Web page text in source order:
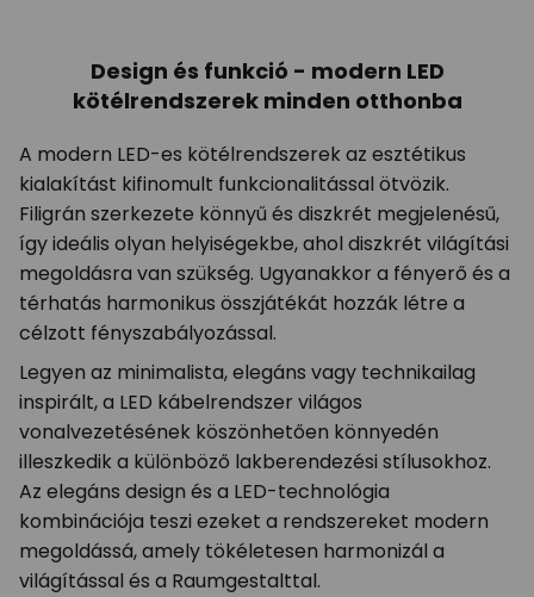
Design és funkció - modern LED
kötélrendszerek minden otthonba
A modern LED-es kötélrendszerek az esztétikus
kialakítást kifinomult funkcionalitással ötvözik.
Filigrán szerkezete könnyű és diszkrét megjelenésű,
így ideális olyan helyiségekbe, ahol diszkrét világítási
megoldásra van szükség. Ugyanakkor a fényerő és a
térhatás harmonikus összjátékát hozzák létre a
célzott fényszabályozással.
Legyen az minimalista, elegáns vagy technikailag
inspirált, a LED kábelrendszer világos
vonalvezetésének köszönhetően könnyedén
illeszkedik a különböző lakberendezési stílusokhoz.
Az elegáns design és a LED-technológia
kombinációja teszi ezeket a rendszereket modern
megoldássá, amely tökéletesen harmonizál a
világítással és a Raumgestalttal.